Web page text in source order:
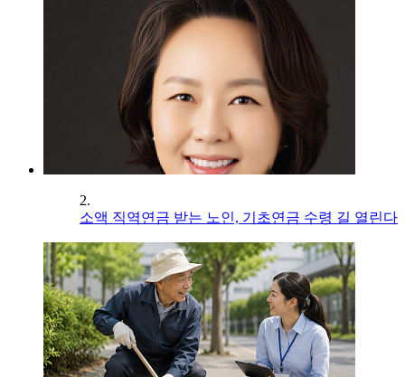
2.
소액 직역연금 받는 노인, 기초연금 수령 길 열린다